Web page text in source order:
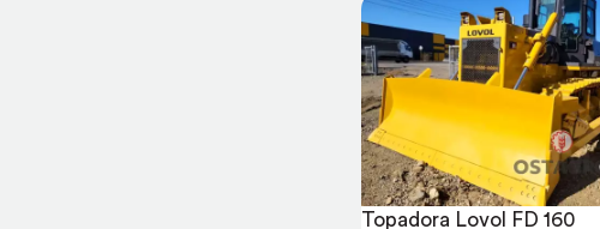
Topadora Lovol FD 160